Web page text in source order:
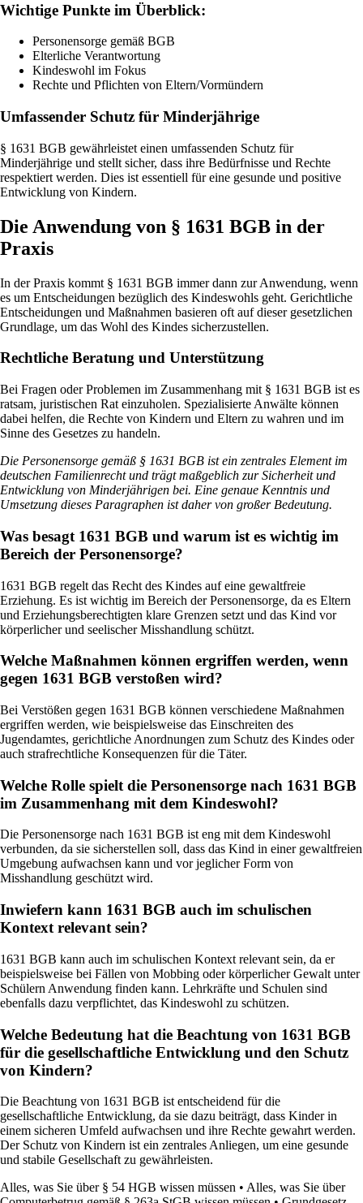
Wichtige Punkte im Überblick:
Personensorge gemäß BGB
Elterliche Verantwortung
Kindeswohl im Fokus
Rechte und Pflichten von Eltern/Vormündern
Umfassender Schutz für Minderjährige
§ 1631 BGB gewährleistet einen umfassenden Schutz für
Minderjährige und stellt sicher, dass ihre Bedürfnisse und Rechte
respektiert werden. Dies ist essentiell für eine gesunde und positive
Entwicklung von Kindern.
Die Anwendung von § 1631 BGB in der
Praxis
In der Praxis kommt § 1631 BGB immer dann zur Anwendung, wenn
es um Entscheidungen bezüglich des Kindeswohls geht. Gerichtliche
Entscheidungen und Maßnahmen basieren oft auf dieser gesetzlichen
Grundlage, um das Wohl des Kindes sicherzustellen.
Rechtliche Beratung und Unterstützung
Bei Fragen oder Problemen im Zusammenhang mit § 1631 BGB ist es
ratsam, juristischen Rat einzuholen. Spezialisierte Anwälte können
dabei helfen, die Rechte von Kindern und Eltern zu wahren und im
Sinne des Gesetzes zu handeln.
Die Personensorge gemäß § 1631 BGB ist ein zentrales Element im
deutschen Familienrecht und trägt maßgeblich zur Sicherheit und
Entwicklung von Minderjährigen bei. Eine genaue Kenntnis und
Umsetzung dieses Paragraphen ist daher von großer Bedeutung.
Was besagt 1631 BGB und warum ist es wichtig im
Bereich der Personensorge?
1631 BGB regelt das Recht des Kindes auf eine gewaltfreie
Erziehung. Es ist wichtig im Bereich der Personensorge, da es Eltern
und Erziehungsberechtigten klare Grenzen setzt und das Kind vor
körperlicher und seelischer Misshandlung schützt.
Welche Maßnahmen können ergriffen werden, wenn
gegen 1631 BGB verstoßen wird?
Bei Verstößen gegen 1631 BGB können verschiedene Maßnahmen
ergriffen werden, wie beispielsweise das Einschreiten des
Jugendamtes, gerichtliche Anordnungen zum Schutz des Kindes oder
auch strafrechtliche Konsequenzen für die Täter.
Welche Rolle spielt die Personensorge nach 1631 BGB
im Zusammenhang mit dem Kindeswohl?
Die Personensorge nach 1631 BGB ist eng mit dem Kindeswohl
verbunden, da sie sicherstellen soll, dass das Kind in einer gewaltfreien
Umgebung aufwachsen kann und vor jeglicher Form von
Misshandlung geschützt wird.
Inwiefern kann 1631 BGB auch im schulischen
Kontext relevant sein?
1631 BGB kann auch im schulischen Kontext relevant sein, da er
beispielsweise bei Fällen von Mobbing oder körperlicher Gewalt unter
Schülern Anwendung finden kann. Lehrkräfte und Schulen sind
ebenfalls dazu verpflichtet, das Kindeswohl zu schützen.
Welche Bedeutung hat die Beachtung von 1631 BGB
für die gesellschaftliche Entwicklung und den Schutz
von Kindern?
Die Beachtung von 1631 BGB ist entscheidend für die
gesellschaftliche Entwicklung, da sie dazu beiträgt, dass Kinder in
einem sicheren Umfeld aufwachsen und ihre Rechte gewahrt werden.
Der Schutz von Kindern ist ein zentrales Anliegen, um eine gesunde
und stabile Gesellschaft zu gewährleisten.
Alles, was Sie über § 54 HGB wissen müssen • Alles, was Sie über